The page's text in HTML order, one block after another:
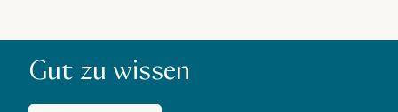
Gut zu wissen